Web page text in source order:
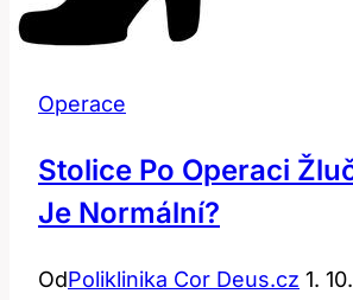
Operace
Stolice Po Operaci
Je Normální?
OdPoliklinika Cor Deus.cz 1.